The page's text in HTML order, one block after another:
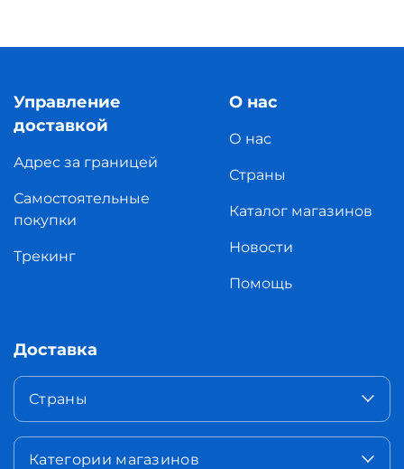
Управление
доставкой
Адрес за границей
Самостоятельные
покупки
Трекинг
О нас
О нас
Страны
Каталог магазинов
Новости
Помощь
Доставка
Страны
Категории магазинов